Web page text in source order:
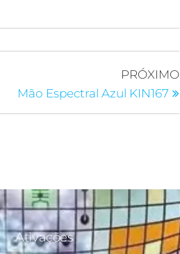
PRÓXIMO
Mão Espectral Azul KIN167
Ativações